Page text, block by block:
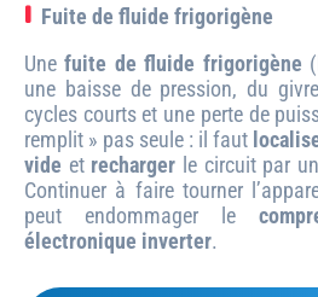
Fuite de fluide frigorigène
Unefuite de fluide frigorigène
une baisse de pression, du
cycles courts et une perte de
remplit » pas seule : il faut
vide et recharger le circuit par
Continuer à faire tourner
peut endommager le
électronique inverter.